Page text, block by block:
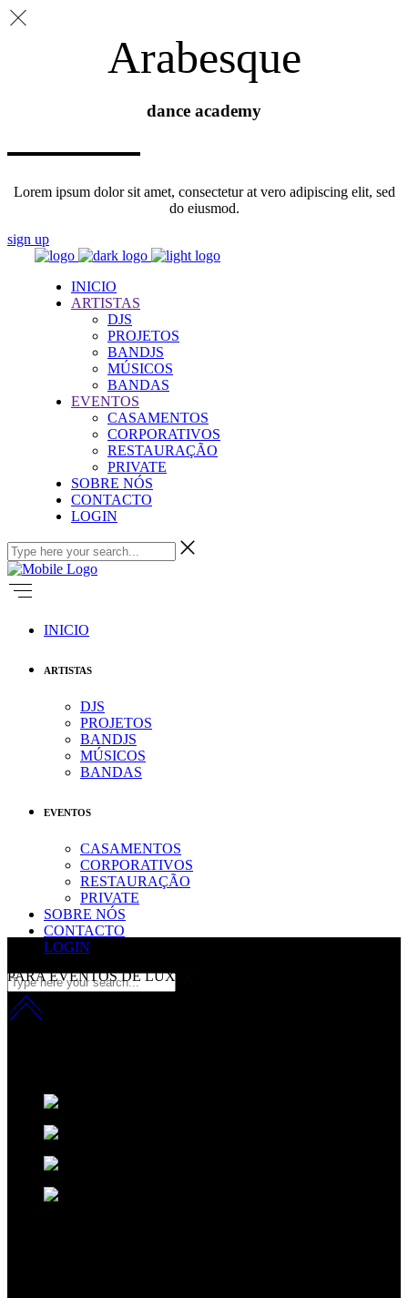
Arabesque
dance academy
Lorem ipsum dolor sit amet, consectetur at vero adipiscing elit, sed
do eiusmod.
sign up
INICIO
ARTISTAS
DJS
PROJETOS
BANDJS
MÚSICOS
BANDAS
EVENTOS
CASAMENTOS
CORPORATIVOS
RESTAURAÇÃO
PRIVATE
SOBRE NÓS
CONTACTO
LOGIN
INICIO
ARTISTAS
DJS
PROJETOS
BANDJS
MÚSICOS
BANDAS
EVENTOS
CASAMENTOS
CORPORATIVOS
RESTAURAÇÃO
PRIVATE
SOBRE NÓS
CONTACTO
LOGIN
PARA EVENTOS DE LUXO
inovação com sofisicação